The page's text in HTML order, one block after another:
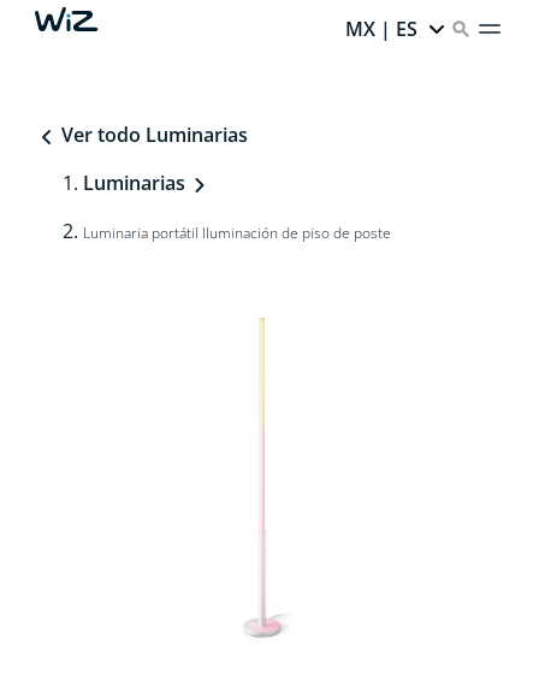
MX | ES
Ver todo Luminarias
Luminarias
Luminaria portátil Iluminación de piso de poste